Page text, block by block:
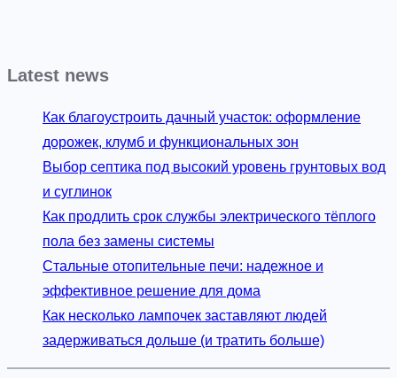
Latest news
Как благоустроить дачный участок: оформление
дорожек, клумб и функциональных зон
Выбор септика под высокий уровень грунтовых вод
и суглинок
Как продлить срок службы электрического тёплого
пола без замены системы
Стальные отопительные печи: надежное и
эффективное решение для дома
Как несколько лампочек заставляют людей
задерживаться дольше (и тратить больше)